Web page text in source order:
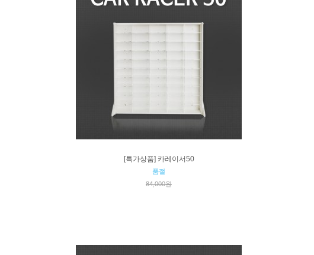
[특가상품] 카레이서50
품절
84,000원